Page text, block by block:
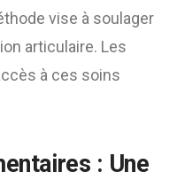
vise à soulager
articulaire. Les
à ces soins
: Une